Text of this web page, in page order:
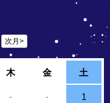
次月>
木 金 土
- - 1